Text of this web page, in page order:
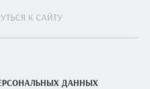
К САЙТУ
ДАННЫХ